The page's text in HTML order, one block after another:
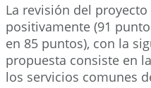
La revisión del
positivamente (91
en 85 puntos), con la
propuesta consiste en
los servicios comunes